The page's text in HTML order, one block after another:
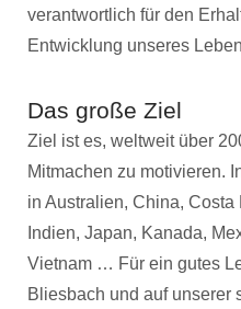
verantwortlich für den
Entwicklung unseres
Das große Ziel
Ziel ist es, weltweit über
Mitmachen zu motivieren.
in Australien, China,
Indien, Japan, Kanada,
Vietnam … Für ein gutes
Bliesbach und auf unserer